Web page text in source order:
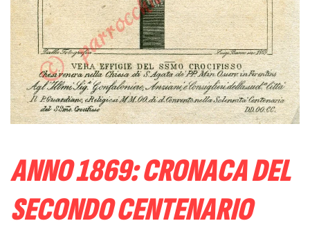
ANNO 1869: CRONACA DEL
SECONDO CENTENARIO